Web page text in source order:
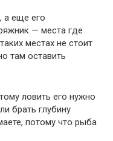
а еще его
— места где
местах не стоит
там оставить
ловить его нужно
брать глубину
потому что рыба